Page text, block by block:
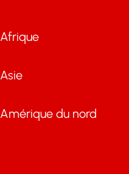
Afrique
Asie
Amérique du nord